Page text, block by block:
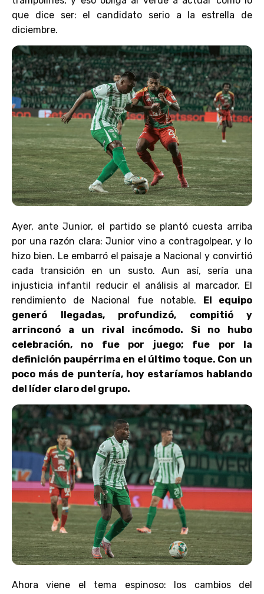
que dice ser: el candidato serio a la estrella de
diciembre.
Ayer, ante Junior, el partido se plantó cuesta arriba
por una razón clara: Junior vino a contragolpear, y lo
hizo bien. Le embarró el paisaje a Nacional y convirtió
cada transición en un susto. Aun así, sería una
injusticia infantil reducir el análisis al marcador. El
rendimiento de Nacional fue notable. El equipo
generó llegadas, profundizó, compitió y
arrinconó a un rival incómodo. Si no hubo
celebración, no fue por juego; fue por la
definición paupérrima en el último toque. Con un
poco más de puntería, hoy estaríamos hablando
del líder claro del grupo.
Ahora viene el tema espinoso: los cambios del